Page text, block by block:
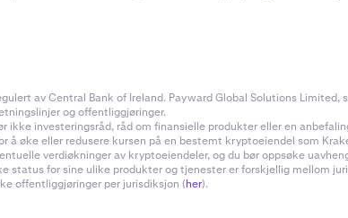
av Central Bank of Ireland. Payward Global Solutions
og offentliggjøringer.
ikke investeringsråd, råd om finansielle produkter eller en
å øke eller redusere kursen på en bestemt kryptoeiendel som
verdiøkninger av kryptoeiendeler, og du bør oppsøke
status for sine ulike produkter og tjenester er forskjellig mellom
offentliggjøringer per jurisdiksjon (her).